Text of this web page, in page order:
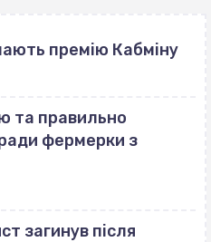
премію Кабміну
та правильно
фермерки з
загинув після